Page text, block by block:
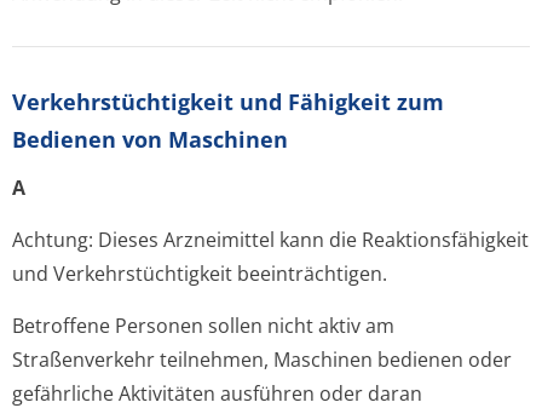
Verkehrstüchtig­keit und Fähigkeit zum
Bedienen von Maschinen
A
Achtung: Dieses Arzneimittel kann die Reaktionsfähigkeit
und Verkehrstüchtigkeit beeinträchtigen.
Betroffene Personen sollen nicht aktiv am
Straßenverkehr teilnehmen, Maschinen bedienen oder
gefährliche Aktivitäten ausführen oder daran